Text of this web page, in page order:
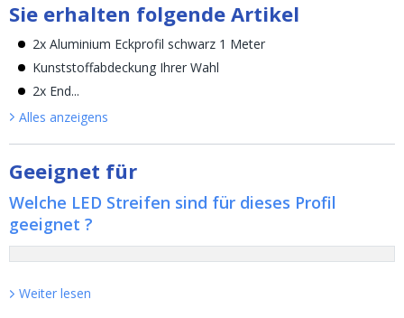
Sie erhalten folgende Artikel
2x Aluminium Eckprofil schwarz 1 Meter
Kunststoffabdeckung Ihrer Wahl
2x End...
Alles anzeigens
Geeignet für
Welche LED Streifen sind für dieses Profil
geeignet ?
Weiter lesen